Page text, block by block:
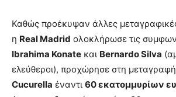
Καθώς προέκυψαν άλλες
η Real Madrid ολοκλήρωσε τις
Ibrahima Konate και Bernardo Silva
ελεύθεροι), προχώρησε στη
Cucurella έναντι 60 εκατομμυρίων